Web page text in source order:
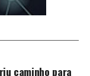
caminho para